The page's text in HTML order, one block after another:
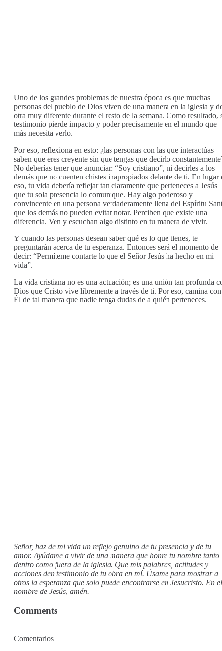
Uno de los grandes problemas de nuestra época es que muchas
personas del pueblo de Dios viven de una manera en la iglesia y
otra muy diferente durante el resto de la semana. Como resultado,
testimonio pierde impacto y poder precisamente en el mundo que
más necesita verlo.
Por eso, reflexiona en esto: ¿las personas con las que interactúas
saben que eres creyente sin que tengas que decirlo
No deberías tener que anunciar: “Soy cristiano”, ni decirles a los
demás que no cuenten chistes inapropiados delante de ti. En lugar
eso, tu vida debería reflejar tan claramente que perteneces a Jesús
que tu sola presencia lo comunique. Hay algo poderoso y
convincente en una persona verdaderamente llena del Espíritu
que los demás no pueden evitar notar. Perciben que existe una
diferencia. Ven y escuchan algo distinto en tu manera de vivir.
Y cuando las personas desean saber qué es lo que tienes, te
preguntarán acerca de tu esperanza. Entonces será el momento de
decir: “Permíteme contarte lo que el Señor Jesús ha hecho en mi
vida”.
La vida cristiana no es una actuación; es una unión tan profunda
Dios que Cristo vive libremente a través de ti. Por eso, camina con
Él de tal manera que nadie tenga dudas de a quién perteneces.
Señor, haz de mi vida un reflejo genuino de tu presencia y de tu
amor. Ayúdame a vivir de una manera que honre tu nombre tanto
dentro como fuera de la iglesia. Que mis palabras, actitudes y
acciones den testimonio de tu obra en mí. Úsame para mostrar a
otros la esperanza que solo puede encontrarse en Jesucristo. En el
nombre de Jesús, amén.
Comments
Comentarios